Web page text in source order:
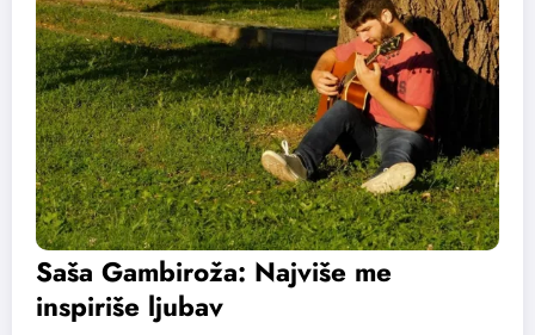
Saša Gambiroža: Najviše me
inspiriše ljubav